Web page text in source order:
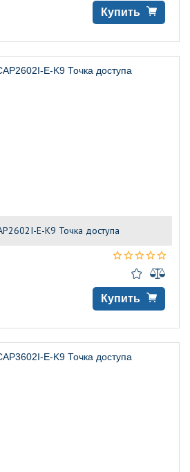
Купить
E-K9 Точка доступа
Купить